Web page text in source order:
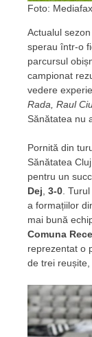
Foto:
Actualul
sperau într-o
parcursul
campionat
vedere
Rada, Raul
Sănătatea nu
Pornită din
Sănătatea
pentru un
Dej 3-0 .
a formațiilor
mai bună
Comuna
reprezentat o
de trei